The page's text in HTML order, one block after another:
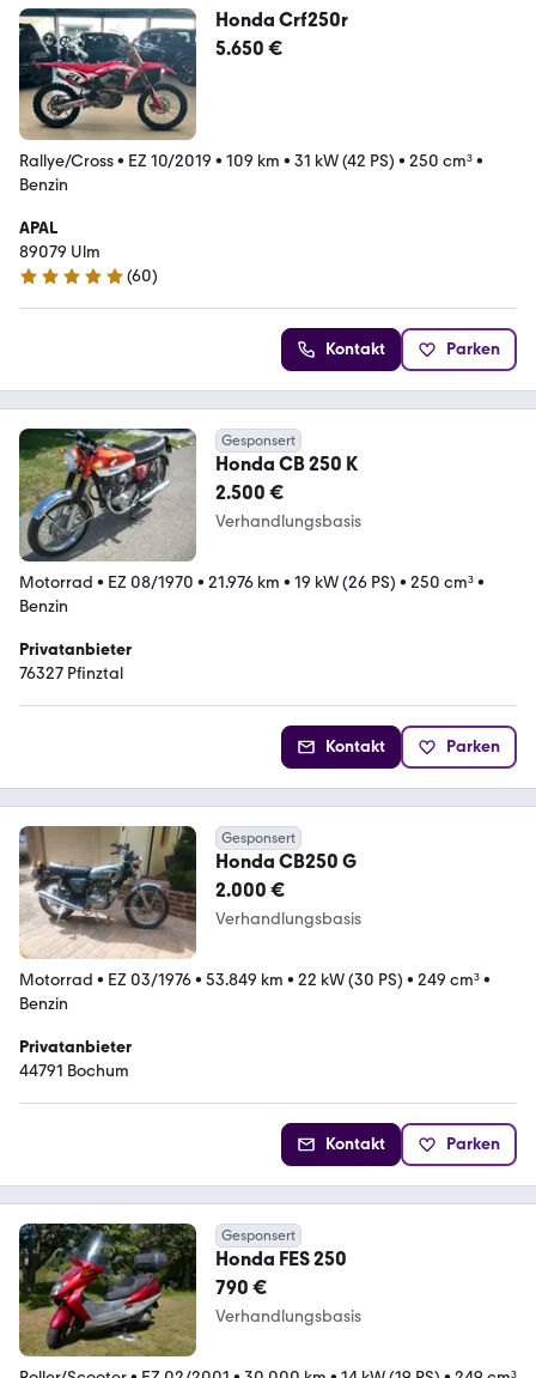
Honda Crf250r
5.650 €
Rallye/Cross• EZ 10/2019 • 109 km • 31 kW (42 PS) • 250 cm³•
Benzin
APAL
89079 Ulm
4.8 Sterne
(60)
Kontakt Parken
Gesponsert
Honda CB 250 K
2.500 €
Verhandlungsbasis
Motorrad • EZ 08/1970 • 21.976 km • 19 kW (26 PS) • 250 cm³•
Benzin
Privatanbieter
76327 Pfinztal
Kontakt Parken
Gesponsert
Honda CB250 G
2.000 €
Verhandlungsbasis
Motorrad • EZ 03/1976• 53.849 km • 22 kW (30 PS) • 249 cm³•
Benzin
Privatanbieter
44791 Bochum
Kontakt Parken
Gesponsert
Honda FES 250
790 €
Verhandlungsbasis